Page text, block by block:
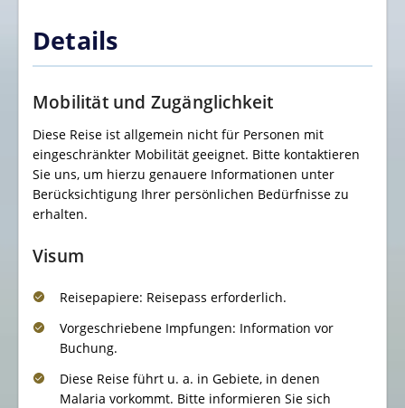
Details
Mobilität und Zugänglichkeit
Diese Reise ist allgemein nicht für Personen mit
eingeschränkter Mobilität geeignet. Bitte kontaktieren
Sie uns, um hierzu genauere Informationen unter
Berücksichtigung Ihrer persönlichen Bedürfnisse zu
erhalten.
Visum
Reisepapiere: Reisepass erforderlich.
Vorgeschriebene Impfungen: Information vor
Buchung.
Diese Reise führt u. a. in Gebiete, in denen
Malaria vorkommt. Bitte informieren Sie sich